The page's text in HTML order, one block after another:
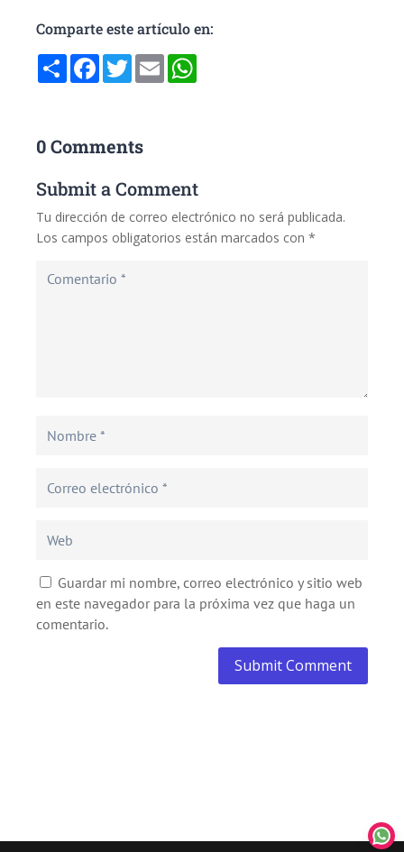
Comparte este artículo en:
CompartirFacebook
TwitterEmail
0 Comments
Submit a Comment
Tu dirección de correo electrónico no será publicada.
Los campos obligatorios están marcados con*
Guardar mi nombre, correo electrónico y sitio web
en este navegador para la próxima vez que haga un
comentario.
Submit Comment